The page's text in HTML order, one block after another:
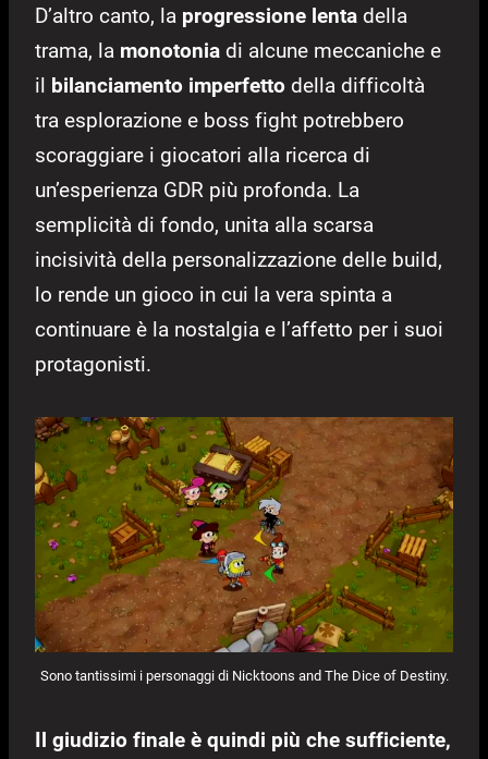
D’altro canto, la progressione lenta della
trama, la monotonia di alcune meccaniche e
il bilanciamento imperfetto della difficoltà
tra esplorazione e boss fight potrebbero
scoraggiare i giocatori alla ricerca di
un’esperienza GDR più profonda. La
semplicità di fondo, unita alla scarsa
incisività della personalizzazione delle build,
lo rende un gioco in cui la vera spinta a
continuare è la nostalgia e l’affetto per i suoi
protagonisti.
Sono tantissimi i personaggi di Nicktoons and The Dice of Destiny.
Il giudizio finale è quindi più che sufficiente,